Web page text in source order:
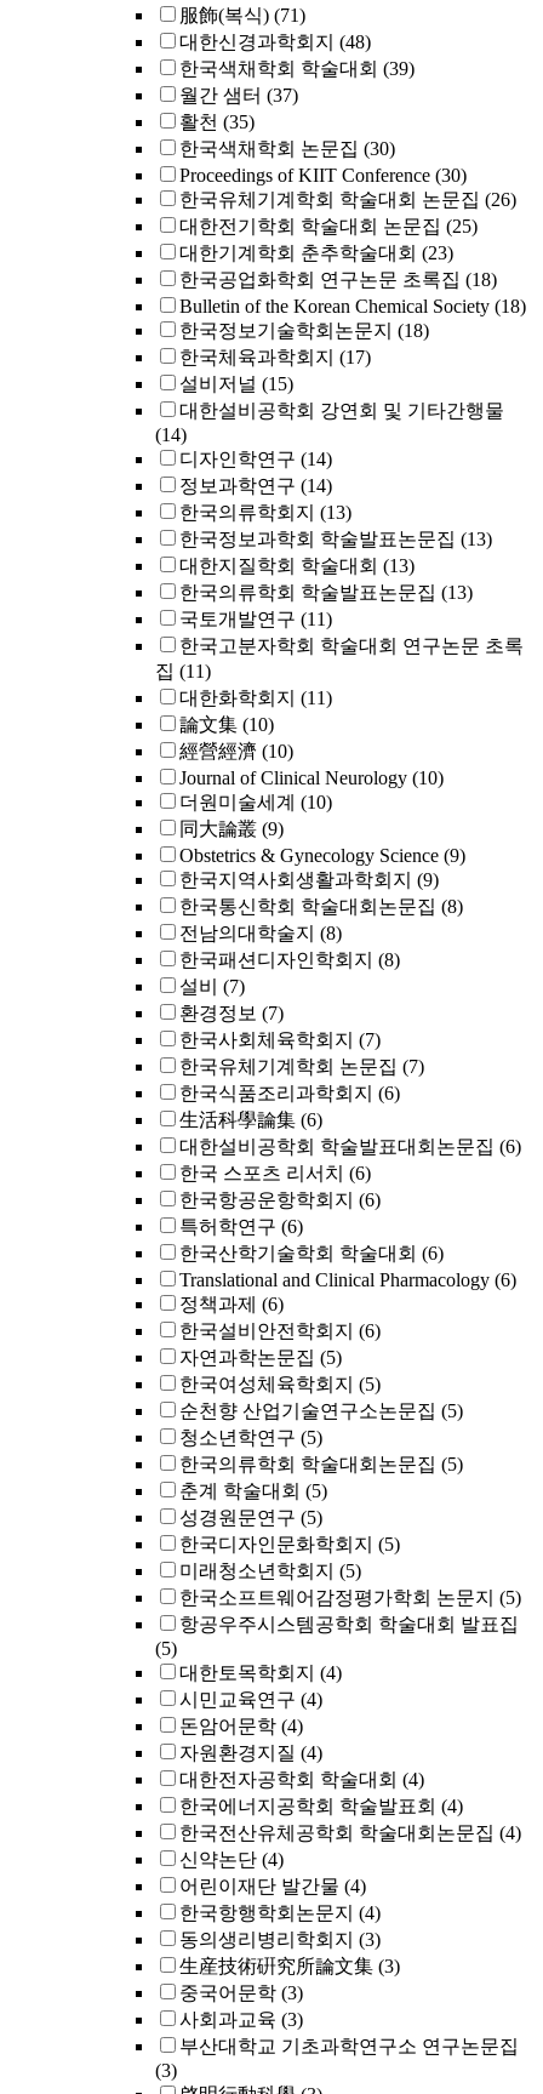
服飾(복식) (71)
대한신경과학회지 (48)
한국색채학회 학술대회 (39)
월간 샘터 (37)
활천 (35)
한국색채학회 논문집 (30)
Proceedings of KIIT Conference (30)
한국유체기계학회 학술대회 논문집 (26)
대한전기학회 학술대회 논문집 (25)
대한기계학회 춘추학술대회 (23)
한국공업화학회 연구논문 초록집 (18)
Bulletin of the Korean Chemical Society (18)
한국정보기술학회논문지 (18)
한국체육과학회지 (17)
설비저널 (15)
대한설비공학회 강연회 및 기타간행물
(14)
디자인학연구 (14)
정보과학연구 (14)
한국의류학회지 (13)
한국정보과학회 학술발표논문집 (13)
대한지질학회 학술대회 (13)
한국의류학회 학술발표논문집 (13)
국토개발연구 (11)
한국고분자학회 학술대회 연구논문 초록
집 (11)
대한화학회지 (11)
論文集 (10)
經營經濟 (10)
Journal of Clinical Neurology (10)
더원미술세계 (10)
同大論叢 (9)
Obstetrics & Gynecology Science (9)
한국지역사회생활과학회지 (9)
한국통신학회 학술대회논문집 (8)
전남의대학술지 (8)
한국패션디자인학회지 (8)
설비
(7)
환경정보 (7)
한국사회체육학회지 (7)
한국유체기계학회 논문집 (7)
한국식품조리과학회지 (6)
生活科學論集 (6)
대한설비공학회 학술발표대회논문집 (6)
한국 스포츠 리서치 (6)
한국항공운항학회지 (6)
특허학연구 (6)
한국산학기술학회 학술대회 (6)
Translational and Clinical Pharmacology (6)
정책과제 (6)
한국설비안전학회지 (6)
자연과학논문집 (5)
한국여성체육학회지 (5)
순천향 산업기술연구소논문집 (5)
청소년학연구 (5)
한국의류학회 학술대회논문집 (5)
춘계 학술대회 (5)
성경원문연구 (5)
한국디자인문화학회지 (5)
미래청소년학회지 (5)
한국소프트웨어감정평가학회 논문지 (5)
항공우주시스템공학회 학술대회 발표집
(5)
대한토목학회지 (4)
시민교육연구 (4)
돈암어문학 (4)
자원환경지질 (4)
대한전자공학회 학술대회 (4)
한국에너지공학회 학술발표회 (4)
한국전산유체공학회 학술대회논문집 (4)
신약논단 (4)
어린이재단 발간물 (4)
한국항행학회논문지 (4)
동의생리병리학회지 (3)
生産技術硏究所論文集 (3)
중국어문학 (3)
사회과교육 (3)
부산대학교 기초과학연구소 연구논문집
(3)